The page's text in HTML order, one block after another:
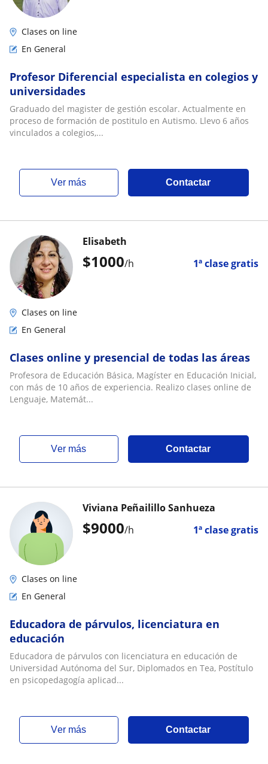
Clases on line
En General
Profesor Diferencial especialista en colegios y
universidades
Graduado del magister de gestión escolar. Actualmente en
proceso de formación de postitulo en Autismo. Llevo 6 años
vinculados a colegios,...
ver más Contactar
$1000/h 1ª clase gratis
Elisabeth
Clases on line
En General
Clases online y presencial de todas las áreas
Profesora de Educación Básica, Magíster en Educación Inicial,
con más de 10 años de experiencia. Realizo clases online de
Lenguaje, Matemát...
ver más Contactar
$9000/h 1ª clase gratis
Viviana Peñailillo Sanhueza
Clases on line
En General
Educadora de párvulos, licenciatura en
educación
Educadora de párvulos con licenciatura en educación de
Universidad Autónoma del Sur, Diplomados en Tea, Postítulo
en psicopedagogía aplicad...
ver más Contactar